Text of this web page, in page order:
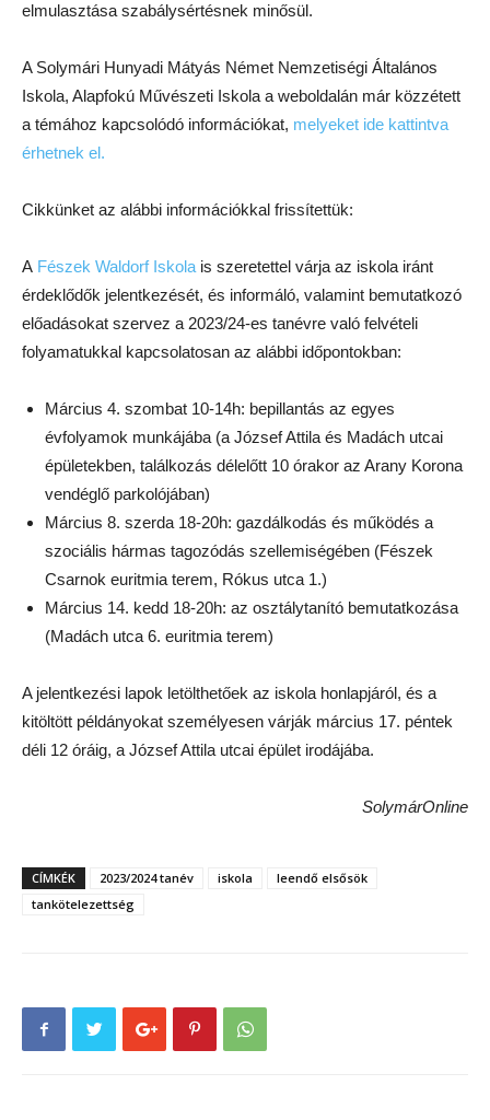
elmulasztása szabálysértésnek minősül.
A Solymári Hunyadi Mátyás Német Nemzetiségi Általános
Iskola, Alapfokú Művészeti Iskola a weboldalán már közzétett
a témához kapcsolódó információkat, melyeket ide kattintva
érhetnek el.
Cikkünket az alábbi információkkal frissítettük:
A Fészek Waldorf Iskola is szeretettel várja az iskola iránt
érdeklődők jelentkezését, és informáló, valamint bemutatkozó
előadásokat szervez a 2023/24-es tanévre való felvételi
folyamatukkal kapcsolatosan az alábbi időpontokban:
Március 4. szombat 10-14h: bepillantás az egyes
évfolyamok munkájába (a József Attila és Madách utcai
épületekben, találkozás délelőtt 10 órakor az Arany Korona
vendéglő parkolójában)
Március 8. szerda 18-20h: gazdálkodás és működés a
szociális hármas tagozódás szellemiségében (Fészek
Csarnok euritmia terem, Rókus utca 1.)
Március 14. kedd 18-20h: az osztálytanító bemutatkozása
(Madách utca 6. euritmia terem)
A jelentkezési lapok letölthetőek az iskola honlapjáról, és a
kitöltött példányokat személyesen várják március 17. péntek
déli 12 óráig, a József Attila utcai épület irodájába.
SolymárOnline
CÍMKÉK 2023/2024 tanév iskola
leendő elsősök
tankötelezettség